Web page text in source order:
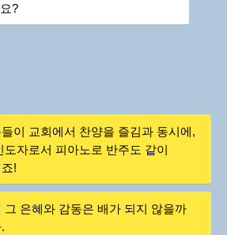
?
이 교회에서 찬양을 즐김과 동시에,
도자로서 피아노로 반주도 같이
!
그 은혜와 감동은 배가 되지 않을까